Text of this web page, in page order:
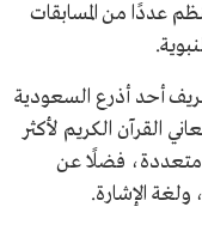
عددًا من المسابقات
أحد أذرع السعودية
القرآن الكريم لأكثر
متعددة، فضلًا عن
الإشارة.